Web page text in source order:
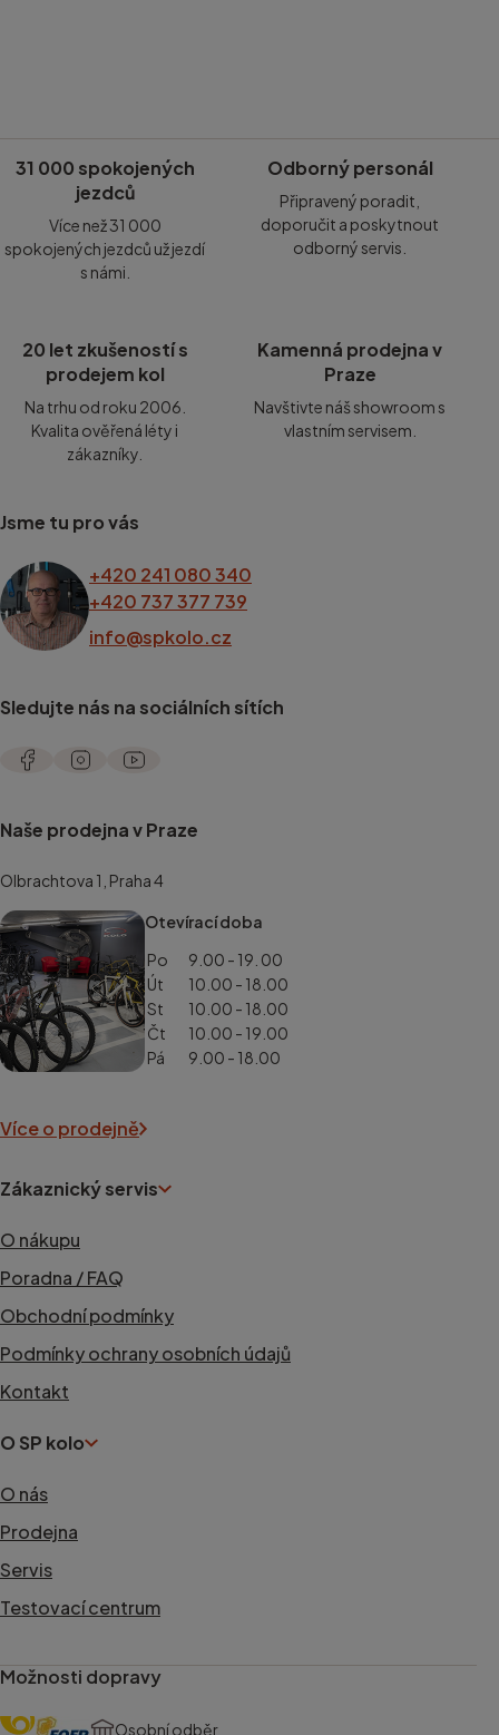
31 000 spokojených
jezdců
Více než 31 000
spokojených jezdců už jezdí
s námi.
Odborný personál
Připravený poradit,
doporučit a poskytnout
odborný servis.
20 let zkušeností s
prodejem kol
Na trhu od roku 2006.
Kvalita ověřená léty i
zákazníky.
Kamenná prodejna v
Praze
Navštivte náš showroom s
vlastním servisem.
Jsme tu pro vás
+420 241 080 340
+420 737 377 739
info@spkolo.cz
Sledujte nás na sociálních sítích
Naše prodejna v Praze
Olbrachtova 1, Praha 4
Otevírací doba
Po
9.00 - 19. 00
Út
10.00 - 18.00
St
10.00 - 18.00
Čt
10.00 - 19.00
Pá
9.00 - 18.00
Více o prodejně
Zákaznický servis
O nákupu
Poradna / FAQ
Obchodní podmínky
Podmínky ochrany osobních údajů
Kontakt
O SP kolo
O nás
Prodejna
Servis
Testovací centrum
Možnosti dopravy
Osobní odběr